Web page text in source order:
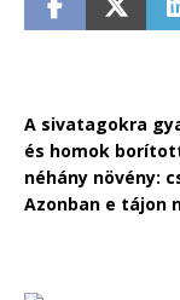
A sivatagokra
és homok
néhány növény:
Azonban e tájon